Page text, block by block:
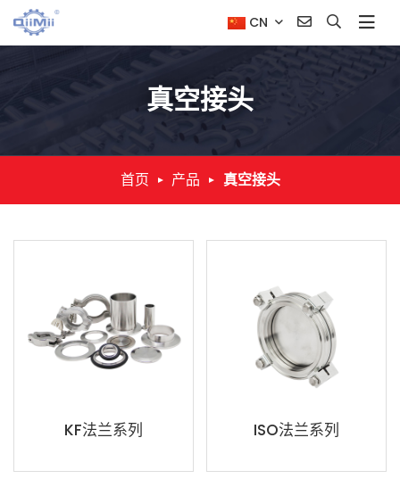
CN
真空接头
首页 产品 真空接头
KF法兰系列 ISO法兰系列